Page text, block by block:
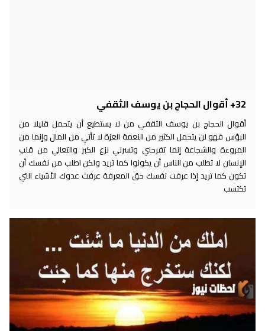
32+ أقوال الحجاج بن يوسف الثقفي
أقوال الحجاج بن يوسف الثقفي من لا يستطيع أن يتحمل قليلا من
البؤس فهو لن يتحمل الكثير من النعمة العزة لا تأتي من المال وإنما من
المروءة والشجاعة إنما تفرحني وتسرني نزع الكبر والتعالي من قلب
الإنسان لا تطلب من الناس أن يكونوا كما تريد ولكن اطلب من نفسك أن
تكون كما تريد إذا عرفت نفسك حق المعرفة عرفت عدوك الأشياء التي
تكتسب